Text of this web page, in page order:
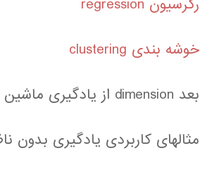
رگرسیون regression
خوشه بندی clustering
بعد dimension از یادگیری ماشین
مثالهای کاربردی یادگیری بدون